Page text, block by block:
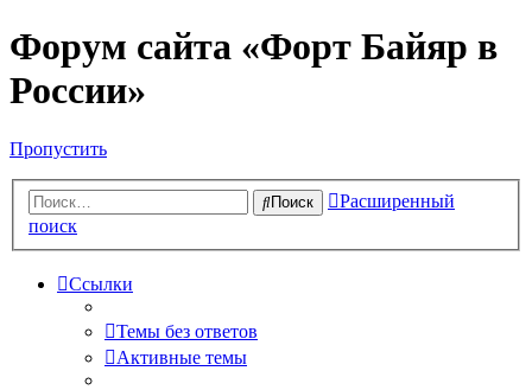
Форум сайта «Форт Байяр в
России»
Пропустить
Поиск
Расширенный
поиск
Ссылки
Темы без ответов
Активные темы